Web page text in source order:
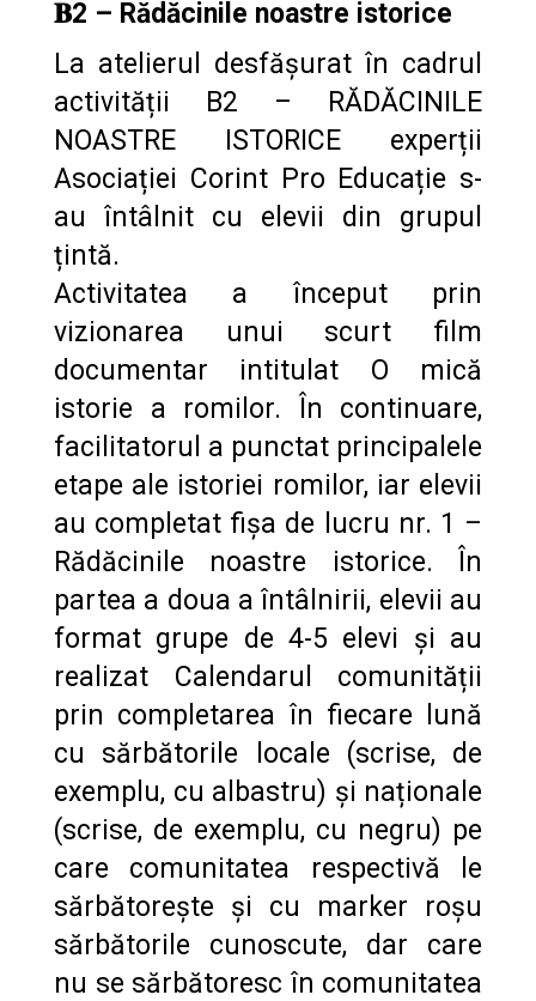
𝐁2 – Rădăcinile noastre istorice
La atelierul desfășurat în cadrul
activității B2 – RĂDĂCINILE
NOASTRE ISTORICE experții
Asociației Corint Pro Educație s-
au întâlnit cu elevii din grupul
țintă.
Activitatea a început prin
vizionarea unui scurt film
documentar intitulat O mică
istorie a romilor. În continuare,
facilitatorul a punctat principalele
etape ale istoriei romilor, iar elevii
au completat fișa de lucru nr. 1 –
Rădăcinile noastre istorice. În
partea a doua a întâlnirii, elevii au
format grupe de 4-5 elevi și au
realizat Calendarul comunității
prin completarea în fiecare lună
cu sărbătorile locale (scrise, de
exemplu, cu albastru) și naționale
(scrise, de exemplu, cu negru) pe
care comunitatea respectivă le
sărbătorește și cu marker roșu
sărbătorile cunoscute, dar care
nu se sărbătoresc în comunitatea